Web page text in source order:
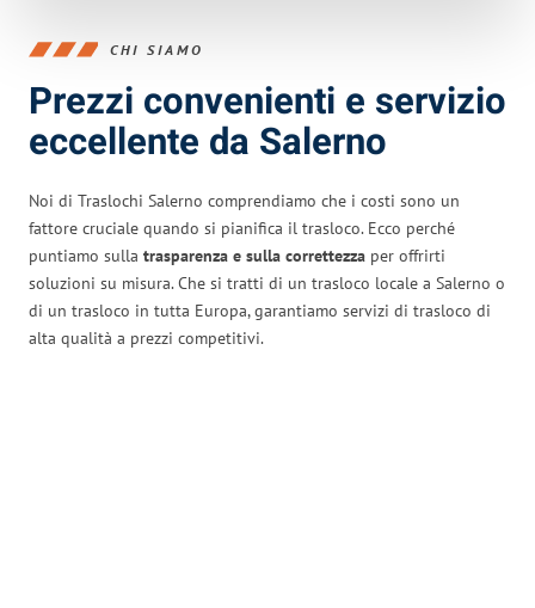
CHI SIAMO
Prezzi convenienti e servizio
eccellente da Salerno
Noi di Traslochi Salerno comprendiamo che i costi sono un
fattore cruciale quando si pianifica il trasloco. Ecco perché
puntiamo sulla trasparenza e sulla correttezza per offrirti
soluzioni su misura. Che si tratti di un trasloco locale a Salerno o
di un trasloco in tutta Europa, garantiamo servizi di trasloco di
alta qualità a prezzi competitivi.